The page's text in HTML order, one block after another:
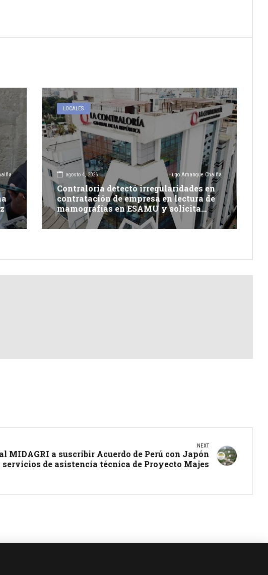
LOCALES
agosto 4, 2026 Hugo Amanque Chaiña
Contraloría detectó irregularidades en
contratación de empresa en lectura de
mamografías en ESAMU y solicita
acciones penales contra funcionarios
NEXT
MIDAGRI a suscribir Acuerdo de Perú con Japón
servicios de asistencia técnica de Proyecto Majes